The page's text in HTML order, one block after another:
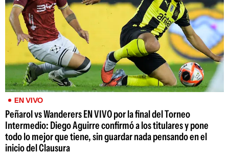
EN VIVO
Peñarol vs Wanderers EN VIVO por la final del Torneo
Intermedio: Diego Aguirre confirmó a los titulares y pone
todo lo mejor que tiene, sin guardar nada pensando en el
inicio del Clausura